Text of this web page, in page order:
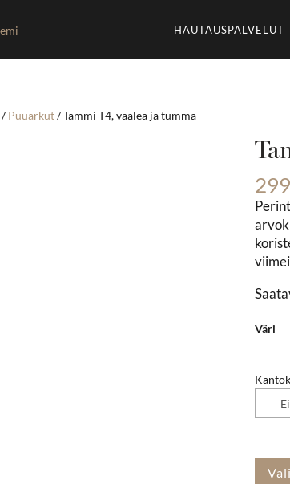
HAUTAUSPALVELUT
/Puuarkut/ Tammi T4, vaalea ja tumma
Väri